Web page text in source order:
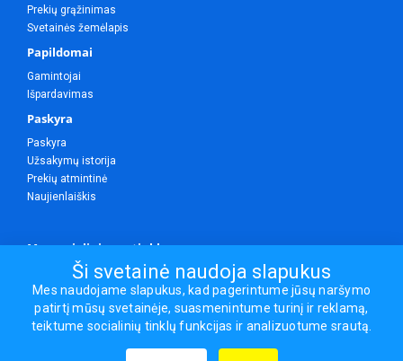
Prekių grąžinimas
Svetainės žemėlapis
Papildomai
Gamintojai
Išpardavimas
Paskyra
Paskyra
Užsakymų istorija
Prekių atmintinė
Naujienlaiškis
Mes socialiniuose tinkluose
Visos teisės saugomos.
Sporto ir laisvalaikio prekės, maisto papildai - erasportas.lt © 2026
Ši svetainė naudoja slapukus
Mes naudojame slapukus, kad pagerintume jūsų naršymo
patirtį mūsų svetainėje, suasmenintume turinį ir reklamą,
teiktume socialinių tinklų funkcijas ir analizuotume srautą.